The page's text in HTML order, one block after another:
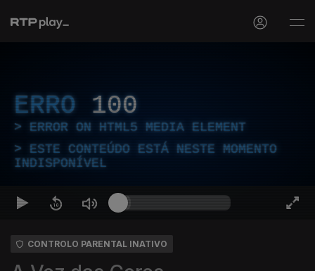
ERRO 100
ERROR ON HTML5 MEDIA ELEMENT
ESTE CONTEÚDO ESTÁ NESTE MOMENTO
INDISPONÍVEL
CONTROLO PARENTAL INATIVO